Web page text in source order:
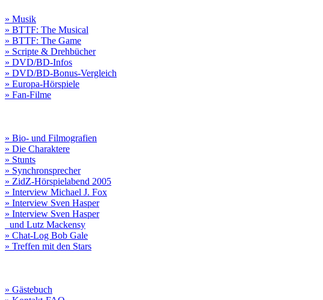
» Musik
» BTTF: The Musical
» BTTF: The Game
» Scripte & Drehbücher
» DVD/BD-Infos
» DVD/BD-Bonus-Vergleich
» Europa-Hörspiele
» Fan-Filme
» Bio- und Filmografien
» Die Charaktere
» Stunts
» Synchronsprecher
» ZidZ-Hörspielabend 2005
» Interview Michael J. Fox
» Interview Sven Hasper
» Interview Sven Hasper
und Lutz Mackensy
» Chat-Log Bob Gale
» Treffen mit den Stars
» Gästebuch